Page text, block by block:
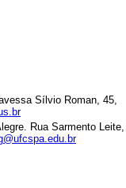
Sílvio Roman, 45,
Rua Sarmento Leite,